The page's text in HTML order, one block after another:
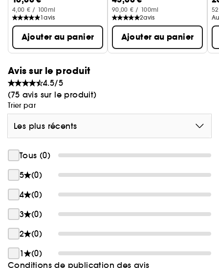
4,00 € / 100ml
1avis
Ajouter au panier
90,00 € / 100ml
2avis
Ajouter au panier
Avis sur le produit
4.5/5
(75 avis sur le produit)
Trier par
Les plus récents
Tous (0)
5
(0)
4
(0)
3
(0)
2
(0)
1
(0)
Conditions de publication des avis